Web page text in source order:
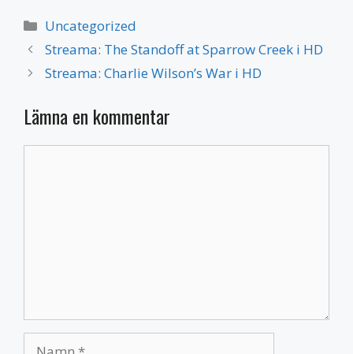
Kategorier
Uncategorized
Streama: The Standoff at Sparrow Creek i HD
Streama: Charlie Wilson’s War i HD
Lämna en kommentar